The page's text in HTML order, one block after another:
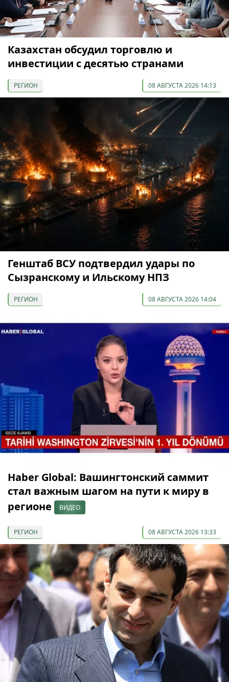
Казахстан обсудил торговлю и
инвестиции с десятью странами
РЕГИОН 08 АВГУСТА 2026 14:13
Генштаб ВСУ подтвердил удары по
Сызранскому и Ильскому НПЗ
РЕГИОН 08 АВГУСТА 2026 14:04
Haber Global: Вашингтонский саммит
стал важным шагом на пути к миру в
регионе
ВИДЕО
РЕГИОН 08 АВГУСТА 2026 13:33